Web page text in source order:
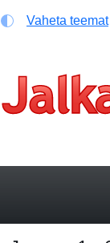
Vaheta teemat